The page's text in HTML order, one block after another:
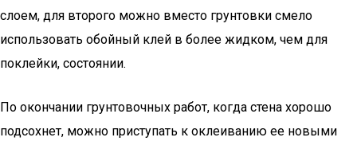
слоем, для второго можно вместо грунтовки смело
использовать обойный клей в более жидком, чем для
поклейки, состоянии.
По окончании грунтовочных работ, когда стена хорошо
подсохнет, можно приступать к оклеиванию ее новыми